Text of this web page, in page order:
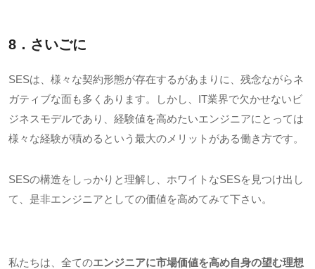
8．さいごに
SESは、様々な契約形態が存在するがあまりに、残念ながらネ
ガティブな面も多くあります。しかし、 IT業界で欠かせないビ
ジネスモデルであり、経験値を高めたいエンジニアにとっては
様々な経験が積めるという最大のメリットがある働き方です。
SESの構造をしっかりと理解し、ホワイトなSESを見つけ出し
て、是非エンジニアとしての価値を高めてみて下さい。
私たちは、全てのエンジニアに市場価値を高め自身の望む理想